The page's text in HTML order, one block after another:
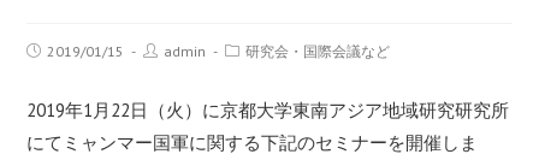
2019/01/15 admin 研究会・国際会議など
2019年1月22日（火）に京都大学東南アジア地域研究研究所
にてミャンマー国軍に関する下記のセミナーを開催しま